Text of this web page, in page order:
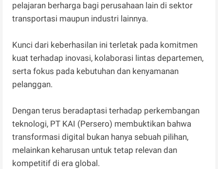
pelajaran berharga bagi perusahaan lain di sektor
transportasi maupun industri lainnya.
Kunci dari keberhasilan ini terletak pada komitmen
kuat terhadap inovasi, kolaborasi lintas departemen,
serta fokus pada kebutuhan dan kenyamanan
pelanggan.
Dengan terus beradaptasi terhadap perkembangan
teknologi, PT KAI (Persero) membuktikan bahwa
transformasi digital bukan hanya sebuah pilihan,
melainkan keharusan untuk tetap relevan dan
kompetitif di era global.